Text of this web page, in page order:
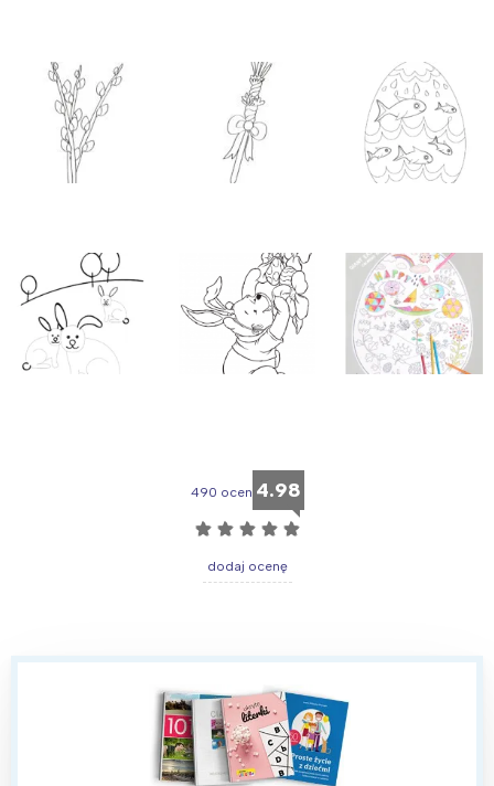
490 ocen 4.98
☆ ☆ ☆ ☆ ☆
dodaj ocenę